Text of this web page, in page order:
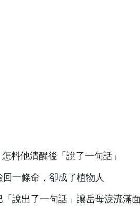
一條命，卻成了植物人
說出了一句話」讓岳母淚流滿